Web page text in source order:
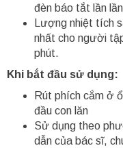
đèn báo tắt lần
Lượng nhiệt tích
nhất cho người
phút.
Khi bắt đầu sử dụng:
Rút phích cắm ở
đầu con lăn
Sử dụng theo
dẫn của bác sĩ,